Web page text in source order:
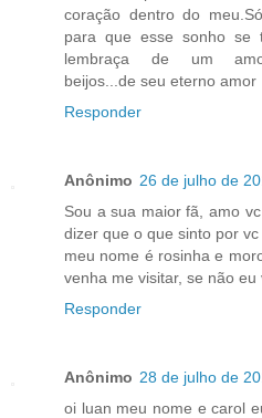
coração dentro do
para que esse sonho
lembraça de um amor
beijos...de seu eterno amor
Responder
Anônimo 26 de julho de
Sou a sua maior fã, amo
dizer que o que sinto por vc
meu nome é rosinha e
venha me visitar, se não eu
Responder
Anônimo 28 de julho de
oi luan meu nome e carol